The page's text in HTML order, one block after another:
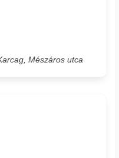
Mészáros utca